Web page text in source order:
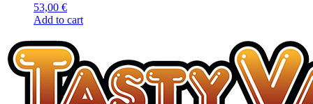
53,00 €
Add to cart